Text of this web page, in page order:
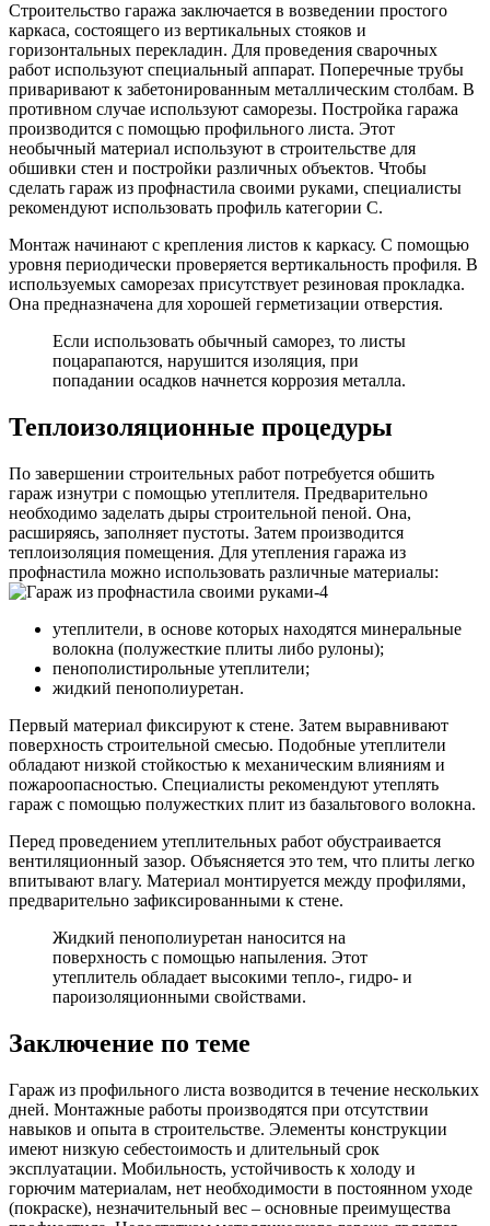
Строительство гаража заключается в возведении простого
каркаса, состоящего из вертикальных стояков и
горизонтальных перекладин. Для проведения сварочных
работ используют специальный аппарат. Поперечные трубы
приваривают к забетонированным металлическим столбам. В
противном случае используют саморезы. Постройка гаража
производится с помощью профильного листа. Этот
необычный материал используют в строительстве для
обшивки стен и постройки различных объектов. Чтобы
сделать гараж из профнастила своими руками, специалисты
рекомендуют использовать профиль категории С.
Монтаж начинают с крепления листов к каркасу. С помощью
уровня периодически проверяется вертикальность профиля. В
используемых саморезах присутствует резиновая прокладка.
Она предназначена для хорошей герметизации отверстия.
Если использовать обычный саморез, то листы
поцарапаются, нарушится изоляция, при
попадании осадков начнется коррозия металла.
Теплоизоляционные процедуры
По завершении строительных работ потребуется обшить
гараж изнутри с помощью утеплителя. Предварительно
необходимо заделать дыры строительной пеной. Она,
расширяясь, заполняет пустоты. Затем производится
теплоизоляция помещения. Для утепления гаража из
профнастила можно использовать различные материалы:
утеплители, в основе которых находятся минеральные
волокна (полужесткие плиты либо рулоны);
пенополистирольные утеплители;
жидкий пенополиуретан.
Первый материал фиксируют к стене. Затем выравнивают
поверхность строительной смесью. Подобные утеплители
обладают низкой стойкостью к механическим влияниям и
пожароопасностью. Специалисты рекомендуют утеплять
гараж с помощью полужестких плит из базальтового волокна.
Перед проведением утеплительных работ обустраивается
вентиляционный зазор. Объясняется это тем, что плиты легко
впитывают влагу. Материал монтируется между профилями,
предварительно зафиксированными к стене.
Жидкий пенополиуретан наносится на
поверхность с помощью напыления. Этот
утеплитель обладает высокими тепло-, гидро- и
пароизоляционными свойствами.
Заключение по теме
Гараж из профильного листа возводится в течение нескольких
дней. Монтажные работы производятся при отсутствии
навыков и опыта в строительстве. Элементы конструкции
имеют низкую себестоимость и длительный срок
эксплуатации. Мобильность, устойчивость к холоду и
горючим материалам, нет необходимости в постоянном уходе
(покраске), незначительный вес – основные преимущества